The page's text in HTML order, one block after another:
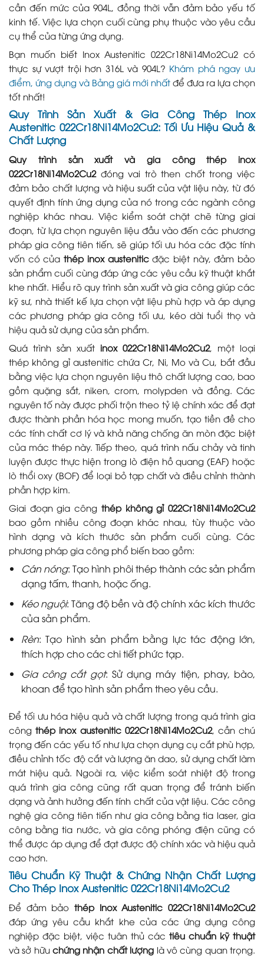
cần đến mức của 904L, đồng thời vẫn đảm bảo yếu tố
kinh tế. Việc lựa chọn cuối cùng phụ thuộc vào yêu cầu
cụ thể của từng ứng dụng.
Bạn muốn biết Inox Austenitic 022Cr18Ni14Mo2Cu2 có
thực sự vượt trội hơn 316L và 904L? Khám phá ngay ưu
điểm, ứng dụng và Bảng giá mới nhất để đưa ra lựa chọn
tốt nhất!
Quy Trình Sản Xuất & Gia Công Thép Inox
Austenitic 022Cr18Ni14Mo2Cu2: Tối Ưu Hiệu Quả &
Chất Lượng
Quy trình sản xuất và gia công thép inox
022Cr18Ni14Mo2Cu2đóng vai trò then chốt trong việc
đảm bảo chất lượng và hiệu suất của vật liệu này, từ đó
quyết định tính ứng dụng của nó trong các ngành công
nghiệp khác nhau. Việc kiểm soát chặt chẽ từng giai
đoạn, từ lựa chọn nguyên liệu đầu vào đến các phương
pháp gia công tiên tiến, sẽ giúp tối ưu hóa các đặc tính
vốn có củathép inox austeniticđặc biệt này, đảm bảo
sản phẩm cuối cùng đáp ứng các yêu cầu kỹ thuật khắt
khe nhất. Hiểu rõ quy trình sản xuất và gia công giúp các
kỹ sư, nhà thiết kế lựa chọn vật liệu phù hợp và áp dụng
các phương pháp gia công tối ưu, kéo dài tuổi thọ và
hiệu quả sử dụng của sản phẩm.
Quá trình sản xuất inox 022Cr18Ni14Mo2Cu2, một loại
thép không gỉ austenitic chứa Cr, Ni, Mo và Cu, bắt đầu
bằng việc lựa chọn nguyên liệu thô chất lượng cao, bao
gồm quặng sắt, niken, crom, molypden và đồng. Các
nguyên tố này được phối trộn theo tỷ lệ chính xác để đạt
được thành phần hóa học mong muốn, tạo tiền đề cho
các tính chất cơ lý và khả năng chống ăn mòn đặc biệt
của mác thép này. Tiếp theo, quá trình nấu chảy và tinh
luyện được thực hiện trong lò điện hồ quang (EAF) hoặc
lò thổi oxy (BOF) để loại bỏ tạp chất và điều chỉnh thành
phần hợp kim.
Giai đoạn gia công thép không gỉ 022Cr18Ni14Mo2Cu2
bao gồm nhiều công đoạn khác nhau, tùy thuộc vào
hình dạng và kích thước sản phẩm cuối cùng. Các
phương pháp gia công phổ biến bao gồm:
Cán nóng: Tạo hình phôi thép thành các sản phẩm
dạng tấm, thanh, hoặc ống.
Kéo nguội: Tăng độ bền và độ chính xác kích thước
của sản phẩm.
Rèn: Tạo hình sản phẩm bằng lực tác động lớn,
thích hợp cho các chi tiết phức tạp.
Gia công cắt gọt: Sử dụng máy tiện, phay, bào,
khoan để tạo hình sản phẩm theo yêu cầu.
Để tối ưu hóa hiệu quả và chất lượng trong quá trình gia
côngthép inox austenitic 022Cr18Ni14Mo2Cu2, cần chú
trọng đến các yếu tố như lựa chọn dụng cụ cắt phù hợp,
điều chỉnh tốc độ cắt và lượng ăn dao, sử dụng chất làm
mát hiệu quả. Ngoài ra, việc kiểm soát nhiệt độ trong
quá trình gia công cũng rất quan trọng để tránh biến
dạng và ảnh hưởng đến tính chất của vật liệu. Các công
nghệ gia công tiên tiến như gia công bằng tia laser, gia
công bằng tia nước, và gia công phóng điện cũng có
thể được áp dụng để đạt được độ chính xác và hiệu quả
cao hơn.
Tiêu Chuẩn Kỹ Thuật & Chứng Nhận Chất Lượng
Cho Thép Inox Austenitic 022Cr18Ni14Mo2Cu2
Để đảm bảo thép Inox Austenitic 022Cr18Ni14Mo2Cu2
đáp ứng yêu cầu khắt khe của các ứng dụng công
nghiệp đặc biệt, việc tuân thủ các tiêu chuẩn kỹ thuật
và sở hữuchứng nhận chất lượng là vô cùng quan trọng.